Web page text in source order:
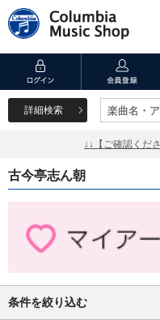
詳細検索 楽曲名・
楽曲名・
↓↓【ご確認くだ
古今亭志ん朝
条件を絞り込む